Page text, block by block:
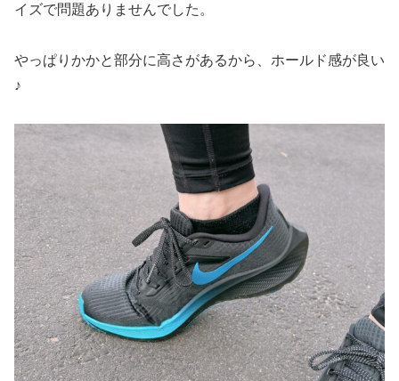
イズで問題ありませんでした。
やっぱりかかと部分に高さがあるから、ホールド感が良い
♪